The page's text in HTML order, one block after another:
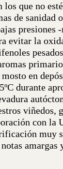
los que no
de sanidad
presiones
evitar la
en
durante
viñedos,
con la
muy
amargas